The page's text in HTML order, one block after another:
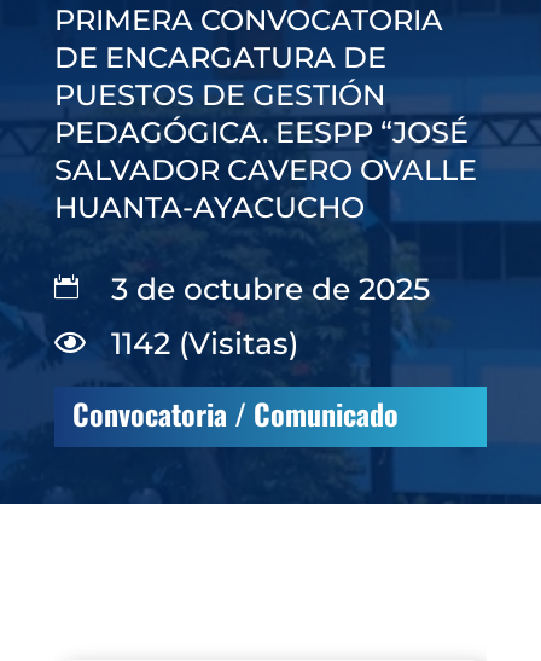
PRIMERA CONVOCATORIA
DE ENCARGATURA DE
PUESTOS DE GESTIÓN
PEDAGÓGICA. EESPP “JOSÉ
SALVADOR CAVERO OVALLE
HUANTA-AYACUCHO
 3 de octubre de 2025
 1142 (Visitas)
Convocatoria / Comunicado